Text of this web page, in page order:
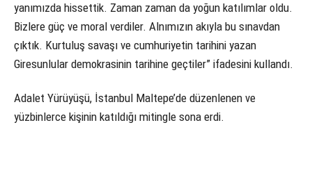
yanımızda hissettik. Zaman zaman da yoğun katılımlar oldu.
Bizlere güç ve moral verdiler. Alnımızın akıyla bu sınavdan
çıktık. Kurtuluş savaşı ve cumhuriyetin tarihini yazan
Giresunlular demokrasinin tarihine geçtiler” ifadesini kullandı.
Adalet Yürüyüşü, İstanbul Maltepe’de düzenlenen ve
yüzbinlerce kişinin katıldığı mitingle sona erdi.